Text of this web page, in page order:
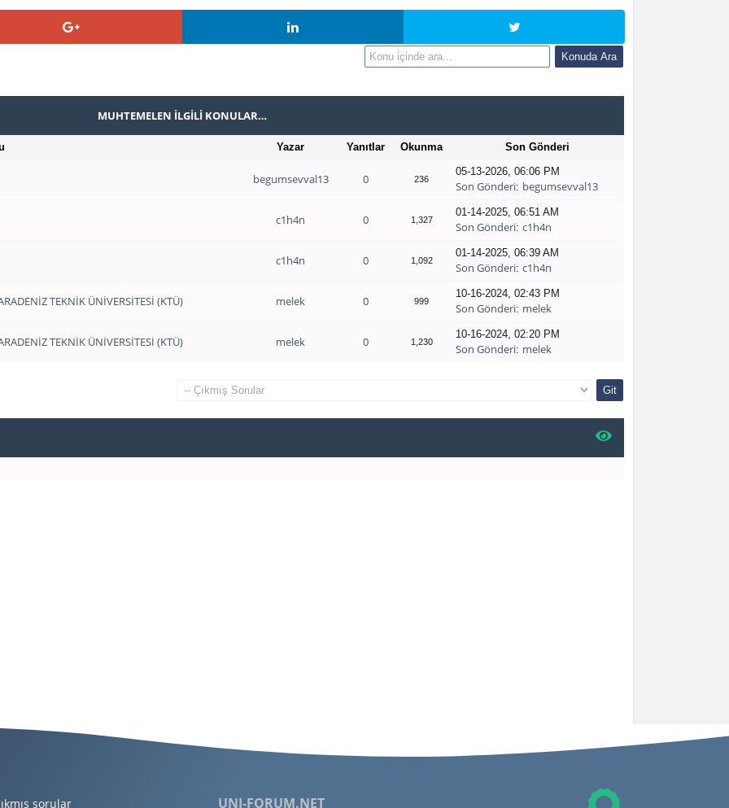
MUHTEMELEN İLGILI KONULAR…
Yazar Yanıtlar Okunma Son Gönderi
begumsevval13 0 236
05-13-2026, 06:06 PM
Son Gönderi: begumsevval13
c1h4n 0 1,327
01-14-2025, 06:51 AM
Son Gönderi: c1h4n
c1h4n 0 1,092
01-14-2025, 06:39 AM
Son Gönderi: c1h4n
TEKNİK ÜNİVERSİTESİ (KTÜ) melek 0 999
10-16-2024, 02:43 PM
Son Gönderi: melek
TEKNİK ÜNİVERSİTESİ (KTÜ) melek 0 1,230
10-16-2024, 02:20 PM
Son Gönderi: melek
sorular UNI-FORUM.NET